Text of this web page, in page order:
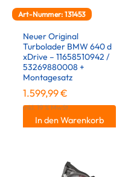
Art-Nummer: 131453
Neuer Original
Turbolader BMW 640 d
xDrive – 11658510942 /
53269880008 +
Montagesatz
1.599,99€
inkl. 19 % MwSt.
In den Warenkorb